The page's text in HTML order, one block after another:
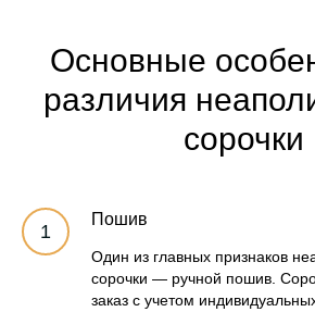
Основные
различия
сорочки
Пошив
Один из главных признаков
сорочки — ручной пошив.
заказ с учетом